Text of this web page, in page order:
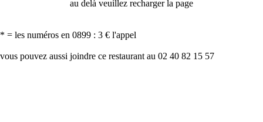
au delà veuillez recharger la page
* = les numéros en 0899 : 3 € l'appel
vous pouvez aussi joindre ce restaurant au 02 40 82 15 57